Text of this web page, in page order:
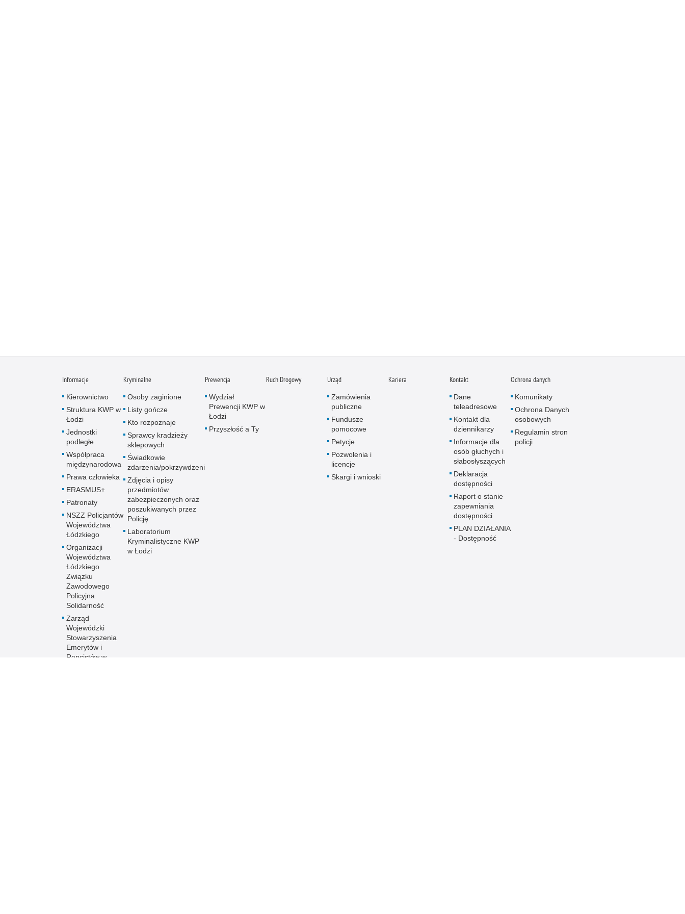
Informacje
Kierownictwo
Struktura KWP w
Łodzi
Jednostki
podległe
Współpraca
międzynarodowa
Prawa człowieka
ERASMUS+
Patronaty
NSZZ Policjantów
Województwa
Łódzkiego
Organizacji
Województwa
Łódzkiego
Związku
Zawodowego
Policyjna
Solidarność
Zarząd
Wojewódzki
Stowarzyszenia
Emerytów i
Rencistów w
Kryminalne
Osoby zaginione
Listy gończe
Kto rozpoznaje
Sprawcy kradzieży
sklepowych
Świadkowie
zdarzenia/pokrzywdzeni
Zdjęcia i opisy
przedmiotów
zabezpieczonych oraz
poszukiwanych przez
Policję
Laboratorium
Kryminalistyczne KWP
w Łodzi
Prewencja
Wydział
Prewencji KWP w
Łodzi
Przyszłość a Ty
Ruch Drogowy Urząd
Zamówienia
publiczne
Fundusze
pomocowe
Petycje
Pozwolenia i
licencje
Skargi i wnioski
Kariera Kontakt
Dane
teleadresowe
Kontakt dla
dziennikarzy
Informacje dla
osób głuchych i
słabosłyszących
Deklaracja
dostępności
Raport o stanie
zapewniania
dostępności
PLAN DZIAŁANIA
- Dostępność
Ochrona danych
Komunikaty
Ochrona Danych
osobowych
Regulamin stron
policji